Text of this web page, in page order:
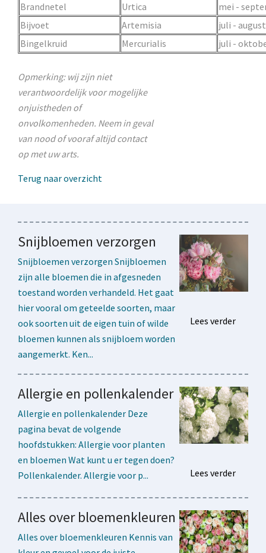
Brandnetel
Urtica
mei -
Bijvoet
Artemisia
juli -
Bingelkruid
Mercurialis juli -
Opmerking: wij zijn niet
verantwoordelijk voor mogelijke
onjuistheden of
onvolkomenheden. Neem in geval
van nood of vooraf altijd contact
op met uw arts.
Terug naar overzicht
Snijbloemen verzorgen
Snijbloemen verzorgen Snijbloemen
zijn alle bloemen die in afgesneden
toestand worden verhandeld. Het gaat
hier vooral om geteelde soorten, maar
ook soorten uit de eigen tuin of wilde
bloemen kunnen als snijbloem worden
aangemerkt. Ken...
Lees verder
Allergie en pollenkalender
Allergie en pollenkalender Deze
pagina bevat de volgende
hoofdstukken: Allergie voor planten
en bloemen Wat kunt u er tegen doen?
Pollenkalender. Allergie voor p...
Lees verder
Alles over bloemenkleuren
Alles over bloemenkleuren Kennis van